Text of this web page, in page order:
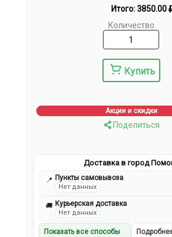
Итого:3850.00
Количество
Купить
Акции и скидки
Поделиться
Доставка в город
📍 Пункты самовывоза
Нет данных
🚚 Курьерская доставка
Нет данных
Показать все способы